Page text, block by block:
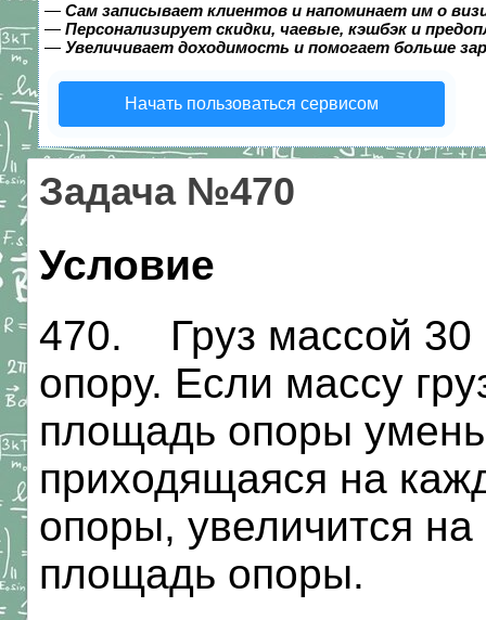
— Сам записывает клиентов и напоминает им о
— Персонализирует скидки, чаевые, кэшбэк и
— Увеличивает доходимость и помогает больше
Начать пользоваться сервисом
Задача №470
Условие
470. Груз массой 30
опору. Если массу
площадь опоры
приходящаяся на
опоры, увеличится на
площадь опоры.